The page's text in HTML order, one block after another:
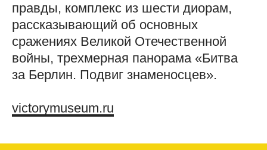
правды, комплекс из шести диорам,
рассказывающий об основных
сражениях Великой Отечественной
войны, трехмерная панорама «Битва
за Берлин. Подвиг знаменосцев».
victorymuseum.ru